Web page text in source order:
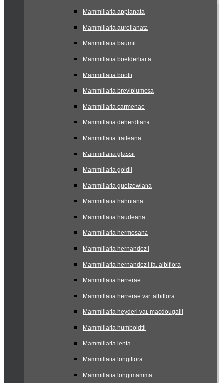
Mammillaria applanata
Mammillaria aureilanata
Mammillaria baumii
Mammillaria boelderliana
Mammillaria boolii
Mammillaria breviplumosa
Mammillaria carmenae
Mammillaria deherdtiana
Mammillaria fraileana
Mammillaria glassii
Mammillaria goldii
Mammillaria guelzowiana
Mammillaria hahniana
Mammillaria haudeana
Mammillaria hermosana
Mammillaria hernandezii
Mammillaria hernandezii fa. albiflora
Mammillaria herrerae
Mammillaria herrerae var. albiflora
Mammillaria heyderi var. macdougalii
Mammillaria humboldtii
Mammillaria lenta
Mammillaria longiflora
Mammillaria longimamma